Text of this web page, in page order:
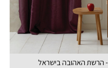
- הרשת האהובה בישראל